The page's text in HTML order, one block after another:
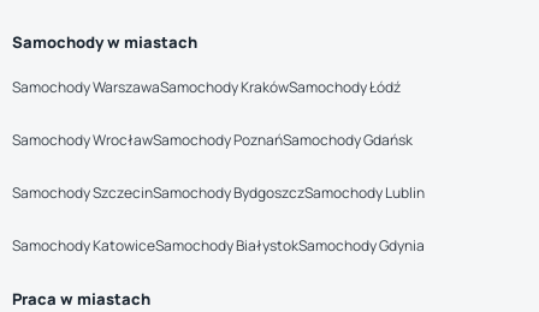
Samochody w miastach
Samochody WarszawaSamochody KrakówSamochody Łódź
Samochody WrocławSamochody PoznańSamochody Gdańsk
Samochody SzczecinSamochody BydgoszczSamochody Lublin
Samochody KatowiceSamochody BiałystokSamochody Gdynia
Praca w miastach